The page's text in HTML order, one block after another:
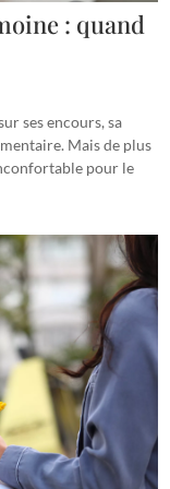
: quand
ses encours, sa
Mais de plus
pour le